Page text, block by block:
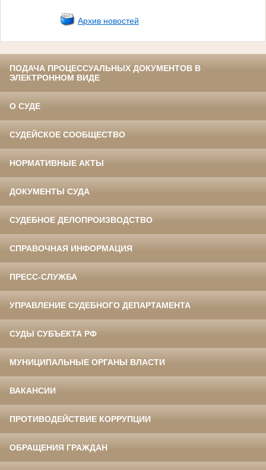
Архив новостей
ПОДАЧА ПРОЦЕССУАЛЬНЫХ ДОКУМЕНТОВ В
ЭЛЕКТРОННОМ ВИДЕ
О СУДЕ
СУДЕЙСКОЕ СООБЩЕСТВО
НОРМАТИВНЫЕ АКТЫ
ДОКУМЕНТЫ СУДА
СУДЕБНОЕ ДЕЛОПРОИЗВОДСТВО
СПРАВОЧНАЯ ИНФОРМАЦИЯ
ПРЕСС-СЛУЖБА
УПРАВЛЕНИЕ СУДЕБНОГО ДЕПАРТАМЕНТА
СУДЫ СУБЪЕКТА РФ
МУНИЦИПАЛЬНЫЕ ОРГАНЫ ВЛАСТИ
ВАКАНСИИ
ПРОТИВОДЕЙСТВИЕ КОРРУПЦИИ
ОБРАЩЕНИЯ ГРАЖДАН